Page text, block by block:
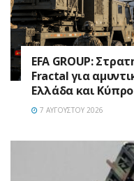
EFA GROUP:
Fractal για
Ελλάδα και Κύπρο
7 ΑΥΓΟΎΣΤΟΥ 2026